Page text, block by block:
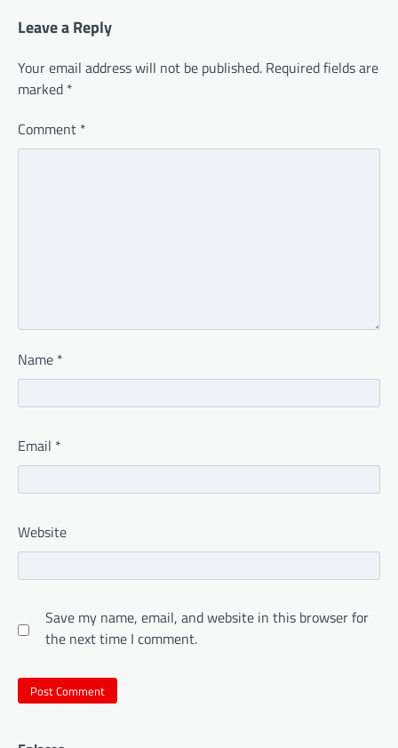
Leave a Reply
Your email address will not be published. Required fields are
marked *
Comment *
Name *
Email *
Website
Save my name, email, and website in this browser for
the next time I comment.